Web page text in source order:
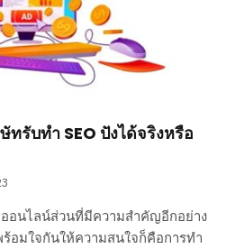
ทรับทำ SEO ปังได้จริงหรือ
อนไลน์ส่วนที่มีความสำคัญอีกอย่าง
อมใจกันให้ความสนใจก็คือการทำ